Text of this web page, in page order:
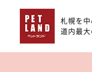
札幌を
道内最